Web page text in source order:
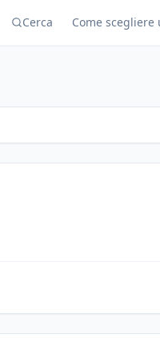
Cerca Come scegliere